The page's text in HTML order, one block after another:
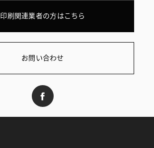
印刷関連業者の方はこちら
お問い合わせ